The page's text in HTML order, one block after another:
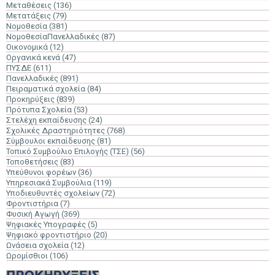
Μεταθέσεις (136)
Μετατάξεις (79)
Νομοθεσία (381)
ΝομοθεσίαΠανελλαδικές (87)
Οικονομικά (12)
Οργανικά κενά (47)
ΠΥΣΔΕ (611)
Πανελλαδικές (891)
Πειραματικά σχολεία (84)
Προκηρύξεις (839)
Πρότυπα Σχολεία (53)
Στελέχη εκπαίδευσης (24)
Σχολικές Δραστηριότητες (768)
Σύμβουλοι εκπαίδευσης (81)
Τοπικό Συμβούλιο Επιλογής (ΤΣΕ) (56)
Τοποθετήσεις (83)
Υπεύθυνοι φορέων (36)
Υπηρεσιακά Συμβούλια (119)
Υποδιευθυντές σχολείων (72)
Φροντιστήρια (7)
Φυσική Αγωγή (369)
Ψηφιακές Υπογραφές (5)
Ψηφιακό φροντιστήριο (20)
Ωνάσεια σχολεία (12)
Ωρομίσθιοι (106)